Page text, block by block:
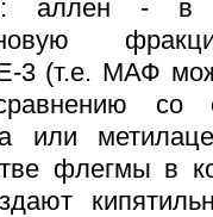
аллен -
3 (т.е. МАФ
со
или
флегмы в